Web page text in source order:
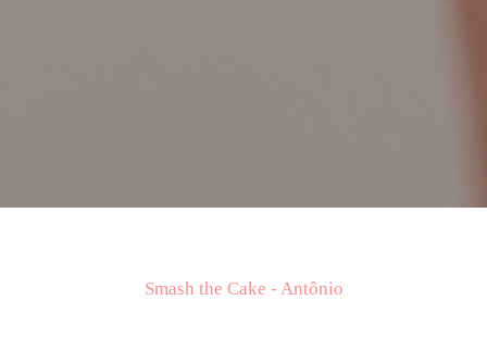
Smash the Cake - Antônio